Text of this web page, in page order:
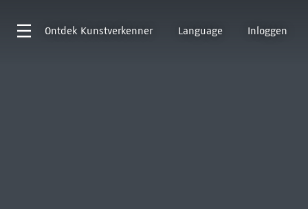
Ontdek Kunstverkenner Language Inloggen